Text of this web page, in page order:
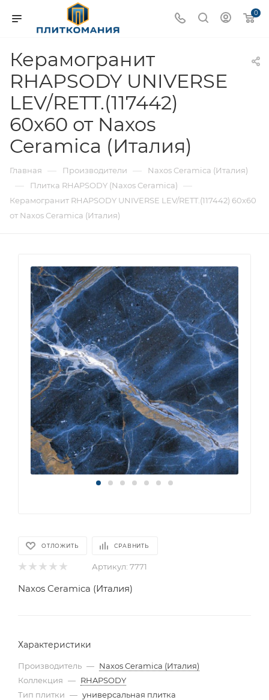
0
Керамогранит
RHAPSODY UNIVERSE
LEV/RETT.(117442)
60x60 от Naxos
Ceramica (Италия)
Главная — Производители — Naxos Ceramica (Италия)
— Плитка RHAPSODY (Naxos Ceramica) —
Керамогранит RHAPSODY UNIVERSE LEV/RETT.(117442) 60x60
от Naxos Ceramica (Италия)
ОТЛОЖИТЬ СРАВНИТЬ
Артикул: 7771
Naxos Ceramica (Италия)
Характеристики
Производитель — Naxos Ceramica (Италия)
Коллекция — RHAPSODY
Тип плитки — универсальная плитка